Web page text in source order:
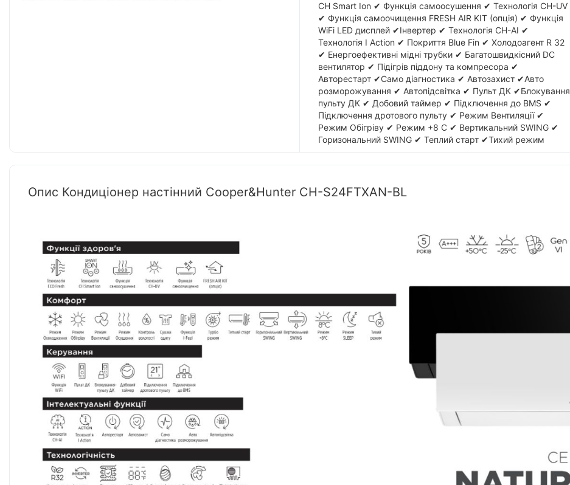
CH Smart Ion ✔ Функція самоосушення ✔ Технологія CH-UV
✔ Функція самоочищення FRESH AIR KIT (опція) ✔ Функція
WiFi LED дисплей ✔Інвертер ✔ Технологія CH-AI ✔
Технологія I Action ✔ Покриття Blue Fin ✔ Холодоагент R 32
✔ Енергоефективні мідні трубки ✔ Багатошвидкісний DC
вентилятор ✔ Підігрів піддону та компресора ✔
Авторестарт ✔Само діагностика ✔ Автозахист ✔Авто
розморожування ✔ Автопідсвітка ✔ Пульт ДК ✔Блокування
пульту ДК ✔ Добовий таймер ✔ Підключення до BMS ✔
Підключення дротового пульту ✔ Режим Вентиляції ✔
Режим Обігріву ✔ Режим +8 С ✔ Вертикальний SWING ✔
Горизональний SWING ✔ Теплий старт ✔Тихий режим
Опис Кондиціонер настінний Cooper&Hunter CH-S24FTXAN-BL